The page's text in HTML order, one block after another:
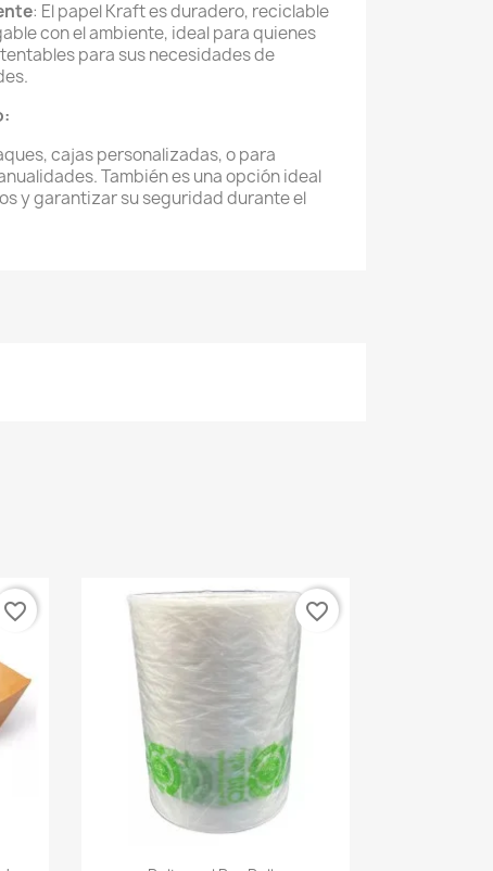
: El papel Kraft es duradero, reciclable
con el ambiente, ideal para quienes
para sus necesidades de
cajas personalizadas, o para
También es una opción ideal
y garantizar su seguridad durante el
favorite_border favorite_border